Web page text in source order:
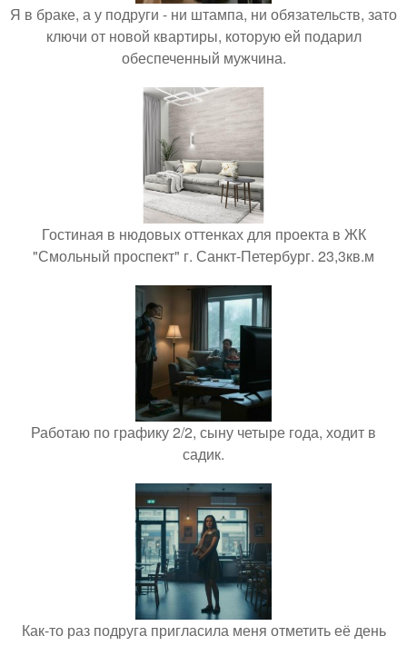
Я в браке, а у подруги - ни штампа, ни обязательств, зато
ключи от новой квартиры, которую ей подарил
обеспеченный мужчина.
Гостиная в нюдовых оттенках для проекта в ЖК
"Смольный проспект" г. Санкт-Петербург. 23,3кв.м
Работаю по графику 2/2, сыну четыре года, ходит в
садик.
Как-то раз подруга пригласила меня отметить её день